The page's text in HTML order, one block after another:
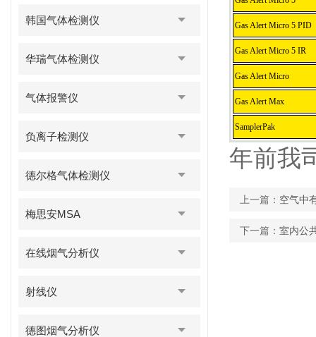
韩国气体检测仪
华瑞气体检测仪
气体报警仪
负离子检测仪
德尔格气体检测仪
梅思安MSA
在线烟气分析仪
射线仪
德图烟气分析仪
Gas Alert Micro 5 PID
Gas Alert Micro 5 IR
Gas Alert Micro
Gas Alert Max
SamplerPak
年前我
上一篇： 空气中
下一篇： 室内公